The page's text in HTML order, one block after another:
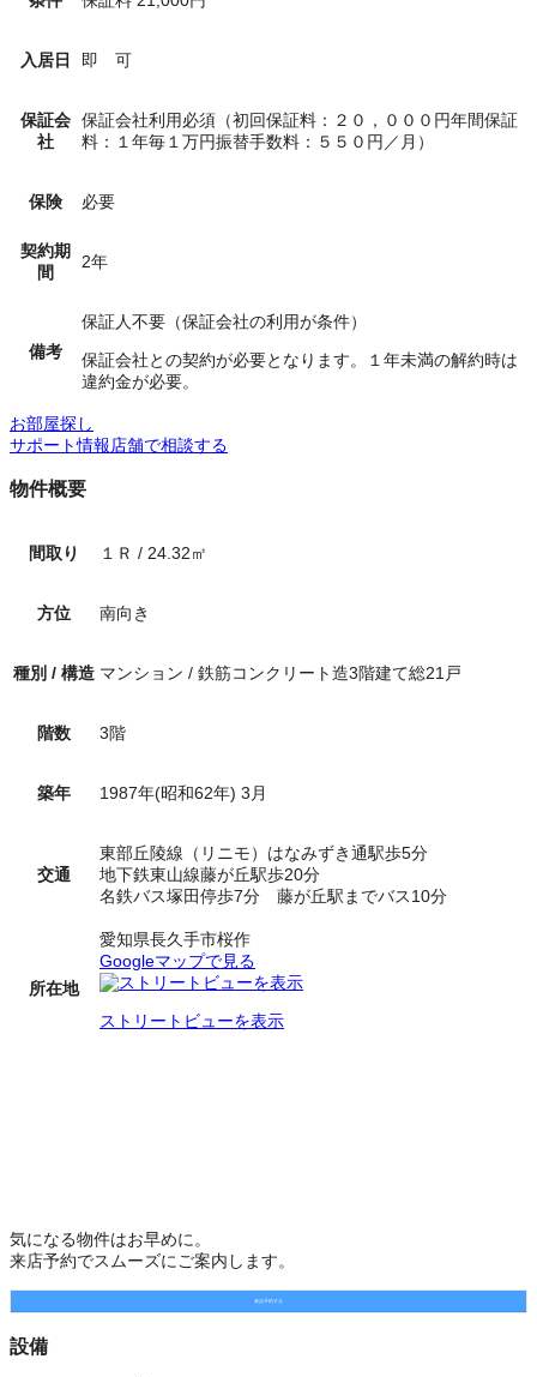
入居日 即 可
保証会
社
保証会社利用必須（初回保証料：２０，０００円年間保証
料：１年毎１万円振替手数料：５５０円／月）
保険 必要
契約期
間
2年
備考
保証人不要（保証会社の利用が条件）
保証会社との契約が必要となります。１年未満の解約時は
違約金が必要。
お部屋探し
サポート情報店舗で相談する
物件概要
間取り １Ｒ / 24.32㎡
方位 南向き
種別 / 構造 マンション / 鉄筋コンクリート造3階建て総21戸
階数 3階
築年 1987年(昭和62年) 3月
交通
東部丘陵線（リニモ）はなみずき通駅歩5分
地下鉄東山線藤が丘駅歩20分
名鉄バス塚田停歩7分 藤が丘駅までバス10分
所在地
愛知県長久手市桜作
Googleマップで見る
ストリートビューを表示
気になる物件はお早めに。
来店予約でスムーズにご案内します。
来店予約する
設備